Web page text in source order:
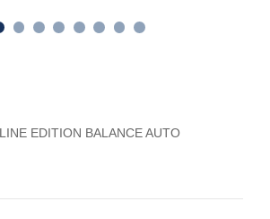
EDITION BALANCE AUTO